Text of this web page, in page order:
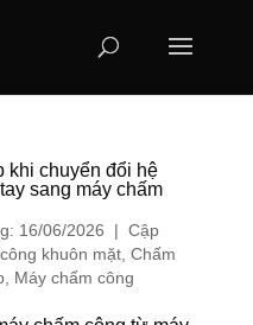
khi chuyển đổi hệ
sang máy chấm
16/06/2026 | Cập
khuôn mặt, Chấm
, Máy chấm công